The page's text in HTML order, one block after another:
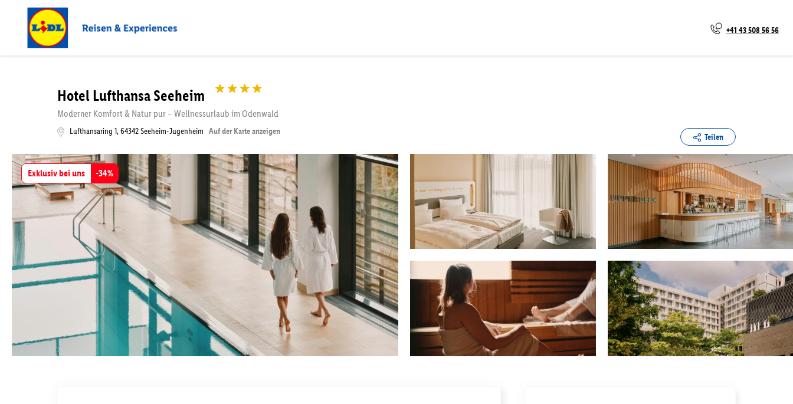
+41 43 508 56 56
Hotel Lufthansa Seeheim
Moderner Komfort & Natur pur – Wellnessurlaub im Odenwald
Lufthansaring 1,64342Seeheim-Jugenheim Auf der Karte anzeigen
Teilen
Exklusiv bei uns -34%